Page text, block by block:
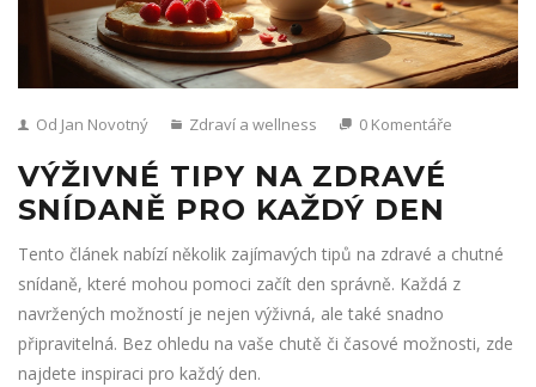
Od Jan Novotný Zdraví a wellness 0 Komentáře
VÝŽIVNÉ TIPY NA ZDRAVÉ
SNÍDANĚ PRO KAŽDÝ DEN
Tento článek nabízí několik zajímavých tipů na zdravé a chutné
snídaně, které mohou pomoci začít den správně. Každá z
navržených možností je nejen výživná, ale také snadno
připravitelná. Bez ohledu na vaše chutě či časové možnosti, zde
najdete inspiraci pro každý den.